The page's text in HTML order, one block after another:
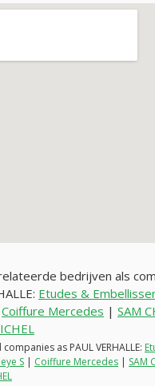
bedrijven als
Etudes &
Coiffure Mercedes | SAM
as PAUL VERHALLE:
S | Coiffure Mercedes | SAM